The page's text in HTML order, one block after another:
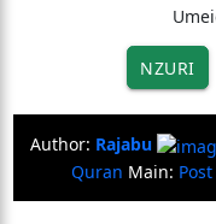
NZURI
Author: Rajabu
Quran Main: Post